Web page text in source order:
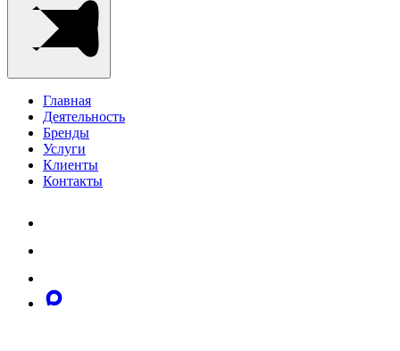
Главная
Деятельность
Бренды
Услуги
Клиенты
Контакты